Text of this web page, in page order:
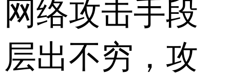
网络攻击手段
层出不穷，攻